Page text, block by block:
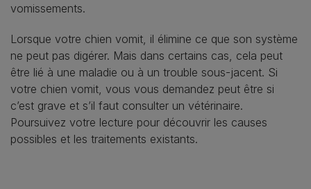
vomissements.
Lorsque votre chien vomit, il élimine ce que son système
ne peut pas digérer. Mais dans certains cas, cela peut
être lié à une maladie ou à un trouble sous-jacent. Si
votre chien vomit, vous vous demandez peut être si
c’est grave et s’il faut consulter un vétérinaire.
Poursuivez votre lecture pour découvrir les causes
possibles et les traitements existants.